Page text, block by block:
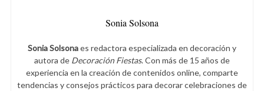
Sonia Solsona
Sonia Solsonaes redactora especializada en decoración y
autora de Decoración Fiestas. Con más de 15 años de
experiencia en la creación de contenidos online, comparte
tendencias y consejos prácticos para decorar celebraciones de